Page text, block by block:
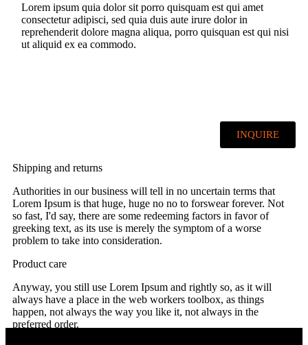
Lorem ipsum quia dolor sit porro quisquam est qui amet
consectetur adipisci, sed quia duis aute irure dolor in
reprehenderit dolore magna aliqua, porro quisquan est qui nisi
ut aliquid ex ea commodo.
INQUIRE
Shipping and returns
Authorities in our business will tell in no uncertain terms that
Lorem Ipsum is that huge, huge no no to forswear forever. Not
so fast, I'd say, there are some redeeming factors in favor of
greeking text, as its use is merely the symptom of a worse
problem to take into consideration.
Product care
Anyway, you still use Lorem Ipsum and rightly so, as it will
always have a place in the web workers toolbox, as things
happen, not always the way you like it, not always in the
preferred order.